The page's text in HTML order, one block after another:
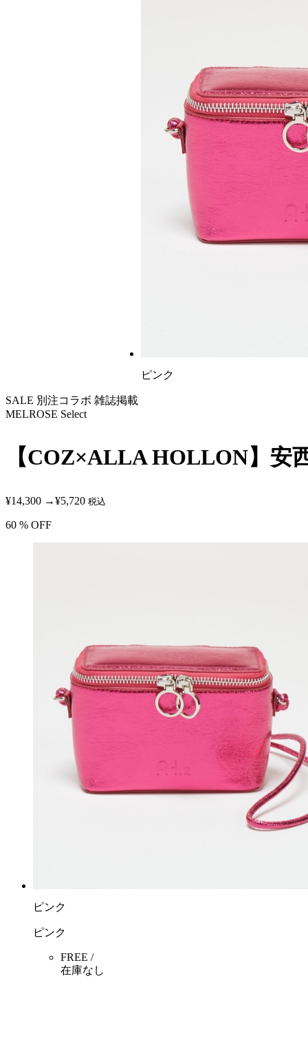
ピンク
SALE 別注コラボ 雑誌掲載
MELROSE Select
【COZ×ALLA HOLLON】安
¥14,300 →¥5,720 税込
60 % OFF
ピンク
ピンク
FREE /
在庫なし